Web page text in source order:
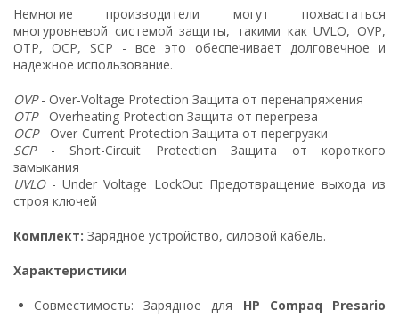
Немногие производители могут похвастаться
многуровневой системой защиты, такими как UVLO, OVP,
OTP, OCP, SCP - все это обеспечивает долговечное и
надежное использование.
OVP- Over-Voltage Protection Защита от перенапряжения
OTP- Overheating Protection Защита от перегрева
OCP- Over-Current Protection Защита от перегрузки
SCP- Short-Circuit Protection Защита от короткого
замыкания
UVLO- Under Voltage LockOut Предотвращение выхода из
строя ключей
Комплект: Зарядное устройство, силовой кабель.
Характеристики
Совместимость: Зарядное для HP Compaq Presario